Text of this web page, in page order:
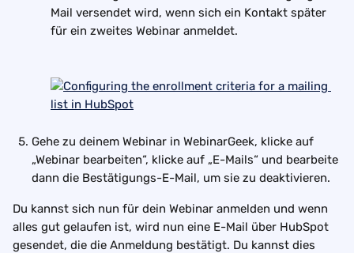
Mail versendet wird, wenn sich ein Kontakt später
für ein zweites Webinar anmeldet.
Gehe zu deinem Webinar in WebinarGeek, klicke auf
„Webinar bearbeiten“, klicke auf „E-Mails“ und bearbeite
dann die Bestätigungs-E-Mail, um sie zu deaktivieren.
Du kannst sich nun für dein Webinar anmelden und wenn
alles gut gelaufen ist, wird nun eine E-Mail über HubSpot
gesendet, die die Anmeldung bestätigt. Du kannst dies